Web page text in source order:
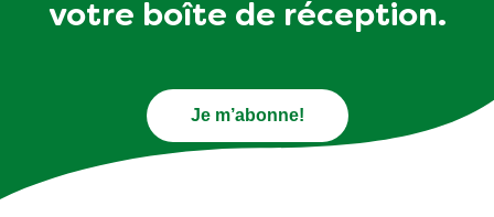
votre boîte de réception.
Je m’abonne!